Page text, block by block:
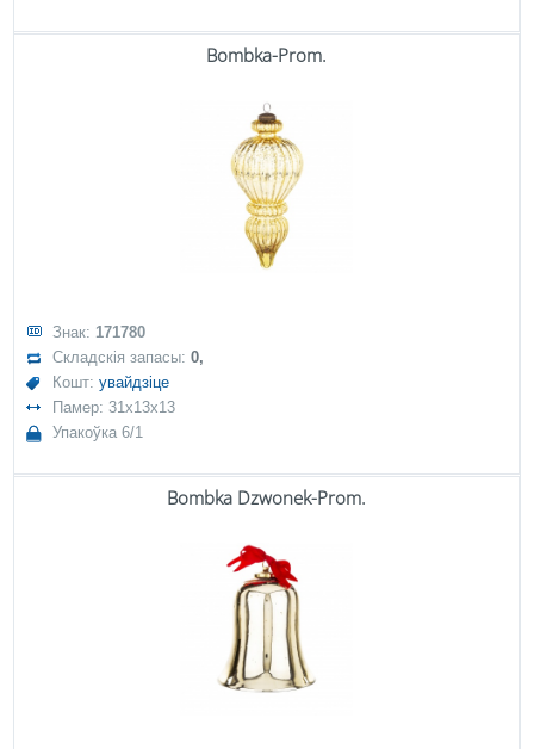
Bombka-Prom.
Знак: 171780
Складскія запасы:0,
Кошт:увайдзіце
Памер: 31x13x13
Упакоўка 6/1
Bombka Dzwonek-Prom.